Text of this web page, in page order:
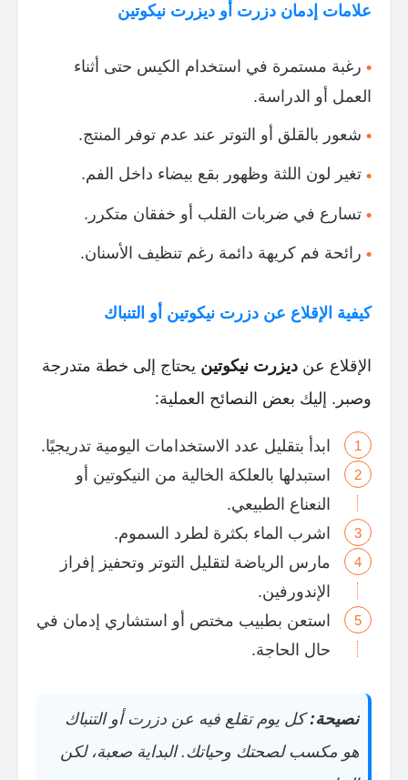
علامات إدمان دزرت أو ديزرت نيكوتين
رغبة مستمرة في استخدام الكيس حتى أثناء
العمل أو الدراسة.
شعور بالقلق أو التوتر عند عدم توفر المنتج.
تغير لون اللثة وظهور بقع بيضاء داخل الفم.
تسارع في ضربات القلب أو خفقان متكرر.
رائحة فم كريهة دائمة رغم تنظيف الأسنان.
كيفية الإقلاع عن دزرت نيكوتين أو التنباك
الإقلاع عن ديزرت نيكوتين يحتاج إلى خطة متدرجة
وصبر. إليك بعض النصائح العملية:
ابدأ بتقليل عدد الاستخدامات اليومية تدريجيًا.
استبدلها بالعلكة الخالية من النيكوتين أو
النعناع الطبيعي.
اشرب الماء بكثرة لطرد السموم.
مارس الرياضة لتقليل التوتر وتحفيز إفراز
الإندورفين.
استعن بطبيب مختص أو استشاري إدمان في
حال الحاجة.
نصيحة: كل يوم تقلع فيه عن دزرت أو التنباك
هو مكسب لصحتك وحياتك. البداية صعبة، لكن